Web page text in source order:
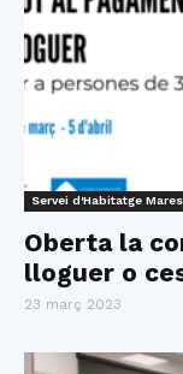
Servei d'Habitatge
Oberta la
lloguer o
23 març 2023